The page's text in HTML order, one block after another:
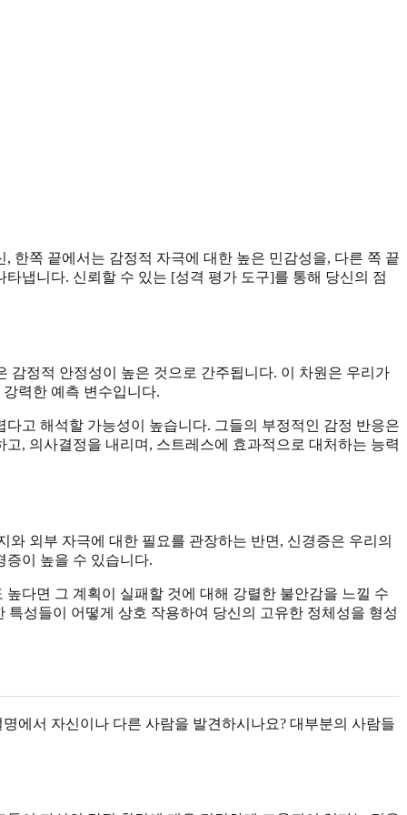
한쪽 끝에서는 감정적 자극에 대한 높은 민감성을, 다른 쪽 끝
냅니다. 신뢰할 수 있는 [성격 평가 도구]를 통해 당신의 점
정적 안정성이 높은 것으로 간주됩니다. 이 차원은 우리가
력한 예측 변수입니다.
고 해석할 가능성이 높습니다. 그들의 부정적인 감정 반응은
, 의사결정을 내리며, 스트레스에 효과적으로 대처하는 능력
외부 자극에 대한 필요를 관장하는 반면, 신경증은 우리의
증이 높을 수 있습니다.
다면 그 계획이 실패할 것에 대해 강렬한 불안감을 느낄 수
성들이 어떻게 상호 작용하여 당신의 고유한 정체성을 형성
에서 자신이나 다른 사람을 발견하시나요? 대부분의 사람들